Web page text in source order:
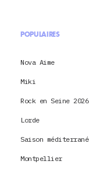
POPULAIRES
Nova Aime
Miki
Rock en Seine 2026
Lorde
Saison
Montpellier